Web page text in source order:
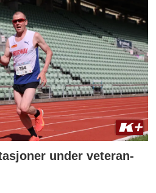
under veteran-